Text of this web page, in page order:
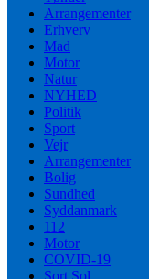
Arrangementer
Erhverv
Mad
Motor
Natur
NYHED
Politik
Sport
Vejr
Arrangementer
Bolig
Sundhed
Syddanmark
112
Motor
COVID-19
Sort Sol